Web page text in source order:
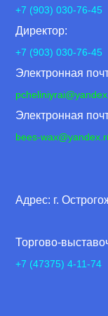
+7 (903) 030-76-45
Директор:
+7 (903) 030-76-45
Электронная
pcheliniyrai
Электронная
bees-
Адрес: г.
Торгово-
+7 (47375) 4-11-74